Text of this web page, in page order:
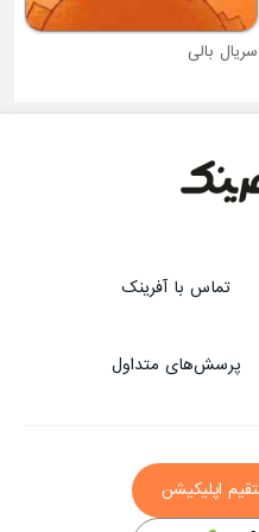
سریال بالی
تماس با آفرینک
پرسش‌های متداول
اپلیکیشن